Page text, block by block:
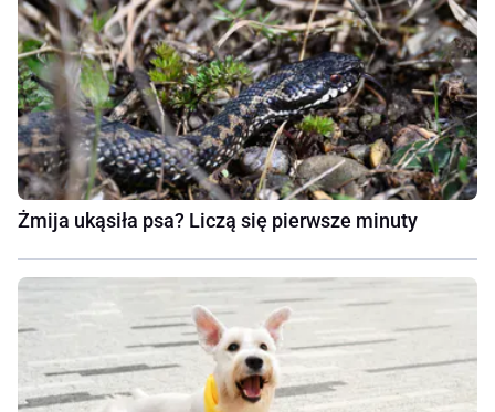
Żmija ukąsiła psa? Liczą się pierwsze minuty